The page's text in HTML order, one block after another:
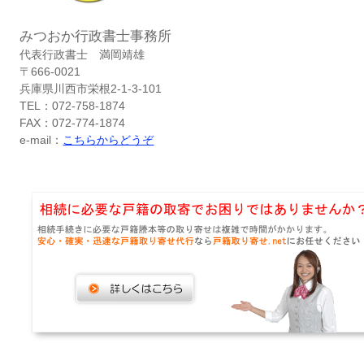
みつおか行政書士事務所
代表行政書士 満岡靖雄
〒666-0021
兵庫県川西市栄根2-1-3-101
TEL：072-758-1874
FAX：072-774-1874
e-mail： こちらからどうぞ